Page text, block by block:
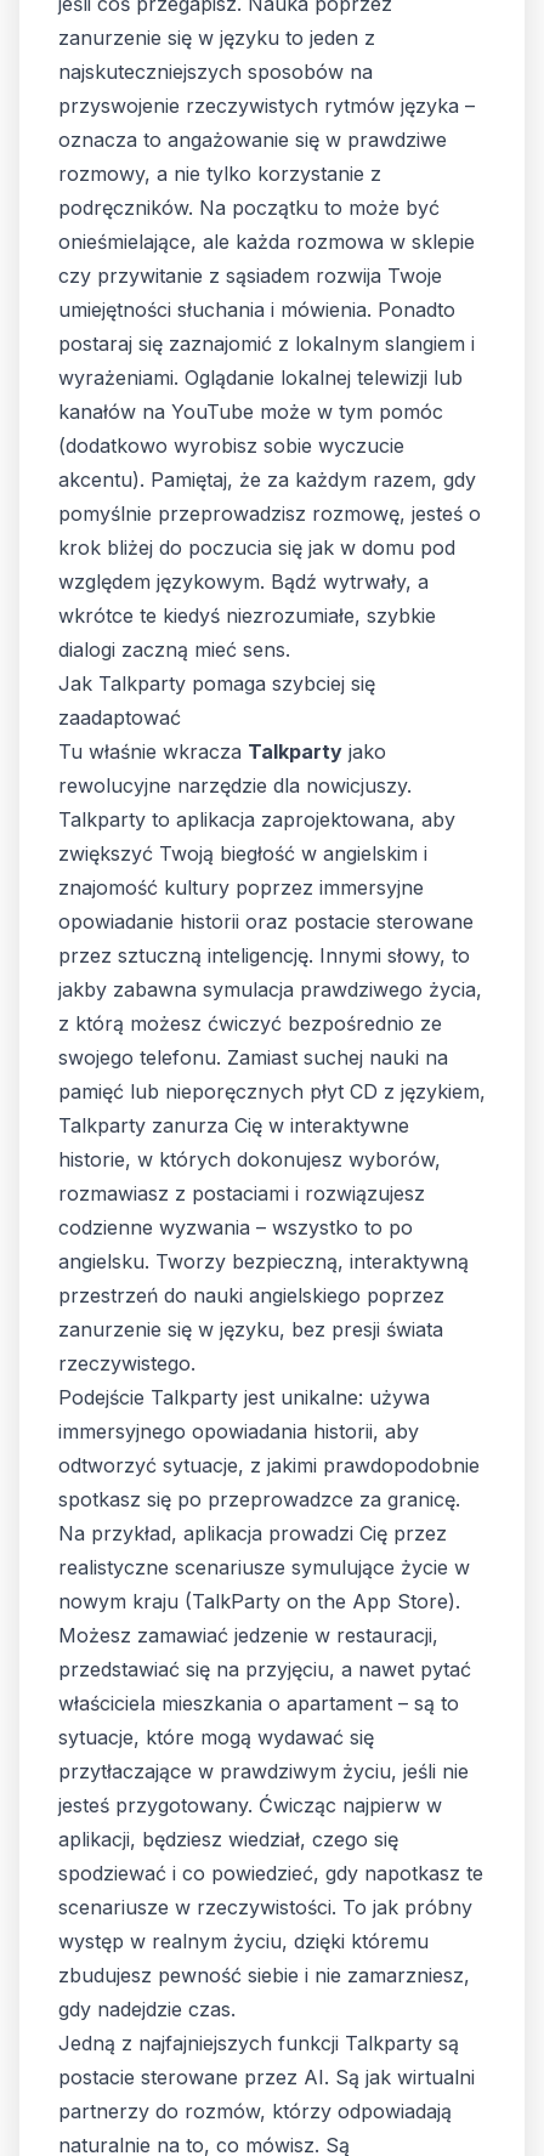
zanurzenie się w języku to jeden z
najskuteczniejszych sposobów na
przyswojenie rzeczywistych rytmów języka –
oznacza to angażowanie się w prawdziwe
rozmowy, a nie tylko korzystanie z
podręczników. Na początku to może być
onieśmielające, ale każda rozmowa w sklepie
czy przywitanie z sąsiadem rozwija Twoje
umiejętności słuchania i mówienia. Ponadto
postaraj się zaznajomić z lokalnym slangiem i
wyrażeniami. Oglądanie lokalnej telewizji lub
kanałów na YouTube może w tym pomóc
(dodatkowo wyrobisz sobie wyczucie
akcentu). Pamiętaj, że za każdym razem, gdy
pomyślnie przeprowadzisz rozmowę, jesteś o
krok bliżej do poczucia się jak w domu pod
względem językowym. Bądź wytrwały, a
wkrótce te kiedyś niezrozumiałe, szybkie
dialogi zaczną mieć sens.
Jak Talkparty pomaga szybciej się
zaadaptować
Tu właśnie wkracza Talkparty jako
rewolucyjne narzędzie dla nowicjuszy.
Talkparty to aplikacja zaprojektowana, aby
zwiększyć Twoją biegłość w angielskim i
znajomość kultury poprzez immersyjne
opowiadanie historii oraz postacie sterowane
przez sztuczną inteligencję. Innymi słowy, to
jakby zabawna symulacja prawdziwego życia,
z którą możesz ćwiczyć bezpośrednio ze
swojego telefonu. Zamiast suchej nauki na
pamięć lub nieporęcznych płyt CD z językiem,
Talkparty zanurza Cię w interaktywne
historie, w których dokonujesz wyborów,
rozmawiasz z postaciami i rozwiązujesz
codzienne wyzwania – wszystko to po
angielsku. Tworzy bezpieczną, interaktywną
przestrzeń do nauki angielskiego poprzez
zanurzenie się w języku, bez presji świata
rzeczywistego.
Podejście Talkparty jest unikalne: używa
immersyjnego opowiadania historii, aby
odtworzyć sytuacje, z jakimi prawdopodobnie
spotkasz się po przeprowadzce za granicę.
Na przykład, aplikacja prowadzi Cię przez
realistyczne scenariusze symulujące życie w
nowym kraju (TalkParty on the App Store).
Możesz zamawiać jedzenie w restauracji,
przedstawiać się na przyjęciu, a nawet pytać
właściciela mieszkania o apartament – są to
sytuacje, które mogą wydawać się
przytłaczające w prawdziwym życiu, jeśli nie
jesteś przygotowany. Ćwicząc najpierw w
aplikacji, będziesz wiedział, czego się
spodziewać i co powiedzieć, gdy napotkasz te
scenariusze w rzeczywistości. To jak próbny
występ w realnym życiu, dzięki któremu
zbudujesz pewność siebie i nie zamarzniesz,
gdy nadejdzie czas.
Jedną z najfajniejszych funkcji Talkparty są
postacie sterowane przez AI. Są jak wirtualni
partnerzy do rozmów, którzy odpowiadają
naturalnie na to, co mówisz. Są